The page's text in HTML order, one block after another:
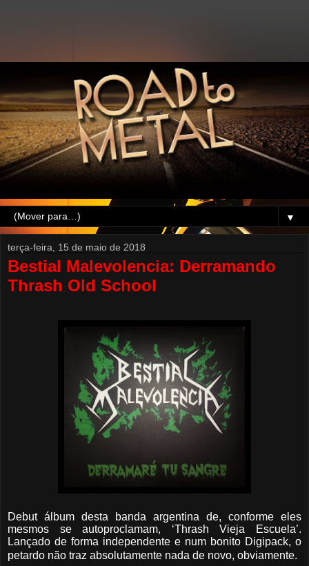
▼
terça-feira, 15 de maio de 2018
Bestial Malevolencia: Derramando
Thrash Old School
Debut álbum desta banda argentina de, conforme eles
mesmos se autoproclamam, ‘Thrash Vieja Escuela’.
Lançado de forma independente e num bonito Digipack, o
petardo não traz absolutamente nada de novo, obviamente.